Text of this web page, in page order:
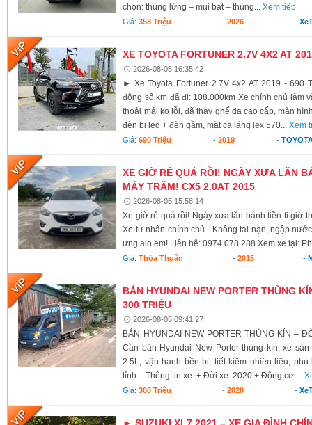
chọn: thùng lửng – mui bạt – thùng...Xem tiếp
Giá:358 Triệu -2026 -
XE TOYOTA FORTUNER 2.7V 4X2 AT
2026-08-05 16:35:42
► Xe Toyota Fortuner 2.7V 4x2 AT 2019 - 690
động số km đã đi: 108.000km Xe chính chủ làm
thoải mái ko lỗi, đã thay ghế da cao cấp, màn
đèn bi led + đèn gầm, mặt ca lăng lex 570...Xem
Giá:690 Triệu -2019 -
XE GIỜ RẺ QUÁ RỒI! NGÀY XƯA LĂN
MẤY TRĂM! CX5 2.0AT 2015
2026-08-05 15:58:14
Xe giờ rẻ quá rồi! Ngày xưa lăn bánh tiền ti giờ
Xe tư nhân chính chủ - Không tai nạn, ngập
ưng alo em! Liên hệ: 0974.078.288 Xem xe tại:
Giá:Thỏa Thuận - 2015 -
BÁN HYUNDAI NEW PORTER THÙNG
300 TRIỆU
2026-08-05 09:41:27
BÁN HYUNDAI NEW PORTER THÙNG KÍN –
Cần bán Hyundai New Porter thùng kín, xe
2.5L, vận hành bền bỉ, tiết kiệm nhiên liệu,
tỉnh. - Thông tin xe: + Đời xe: 2020 + Động cơ:...
Giá:300 Triệu -2020 -
► SUZUKI XL7 2021 – XE GIA ĐÌNH